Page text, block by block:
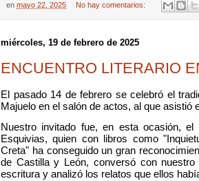
en mayo 22, 2025 No hay comentarios:
miércoles, 19 de febrero de 2025
ENCUENTRO LITERARIO
El pasado 14 de febrero se celebró el
Majuelo en el salón de actos, al que asistió
Nuestro invitado fue, en esta ocasión,
Esquivias, quien con libros como
Creta" ha conseguido un gran
de Castilla y León, conversó con
escritura y analizó los relatos que ellos